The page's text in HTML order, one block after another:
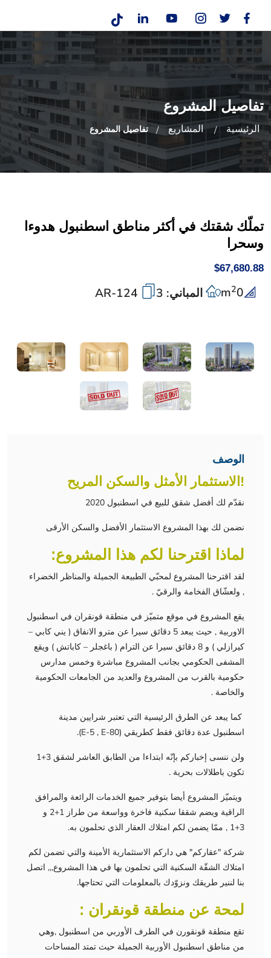
تفاصيل المشروع
الرئيسية المشاريع تفاصيل المشروع
تملّك شقتك في أكثر مناطق اسطنبول هدوءا
وسحرا
$67,680.88
0
m2 المباني: 3
الوصف
!الاستثمار الأمثل والسكن المريح
نقدّم لك أفضل شقق للبيع في اسطنبول 2020
نضمن لك بهذا المشروع الاستثمار الأفضل والسكن الأرقى
لماذا اقترحنا لكم هذا المشروع:
لقد اقترحنا المشروع لمحبّي الطبيعة الجميلة والمناظر الخضراء
, ولعشّاق الفخامة والرقيّ .
يقع المشروع في موقع متميّز في منطقة قونقران في اسطنبول
الاوربية , حيث يبعد 5 دقائق سيرا عن مترو الانفاق ( يني كابي –
كيرازلي ) و 8 دقائق سيرا عن الترام ( باغجلر – كاباتش ) ويقع
المشفى الحكومي بجانب المشروع مباشرة وخمس مدارس
حكومية بالقرب من المشروع والعديد من الجامعات الحكومية
والخاصة .
كما يبعد عن الطرق الرئيسية التي تعتبر شرايين مدينة
اسطنبول عدة دقائق فقط كطريقي (E-5 , E-80).
ولن ننسى إخباركم بإنّه ابتداءا من الطابق العاشر لشقق 3+1
تكون باطلالات بحرية .
ويتميّز المشروع أيضا بتوفير جميع الخدمات الرائعة والمرافق
الراقية ويضم شققا سكنية فاخرة وواسعة من طراز 1+2 و
3+1 , ممّا يضمن لكم امتلاك العقار الذي تحلمون به.
شركة "عقاركم" هي داركم الاستثمارية الأمينة والتي تضمن لكم
امتلاك الشقّة السكنية التي تحلمون بها في هذا المشروع,,, اتصل
بنا لننير طريقك ونزوّدك بالمعلومات التي تحتاجها.
لمحة عن منطقة قونقران :
تقع منطقة قونقورن في الطرف الأوربي من اسطنبول ,وهي
من مناطق اسطنبول الأوربية الجميلة حيث تمتد المساحات